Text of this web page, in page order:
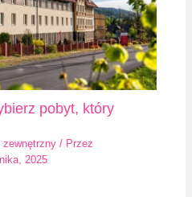
pobyt, który
zewnętrzny / Przez
2025